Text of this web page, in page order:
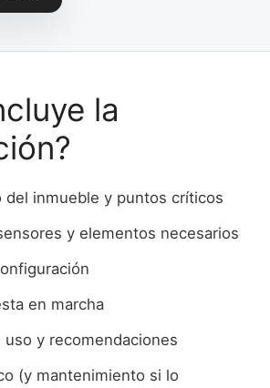
la
del inmueble y puntos críticos
y elementos necesarios
en marcha
uso y recomendaciones
(y mantenimiento si lo